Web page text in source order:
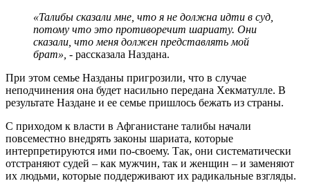
«Талибы сказали мне, что я не должна идти в суд,
потому что это противоречит шариату. Они
сказали, что меня должен представлять мой
брат», - рассказала Наздана.
При этом семье Назданы пригрозили, что в случае
неподчинения она будет насильно передана Хекматулле. В
результате Наздане и ее семье пришлось бежать из страны.
С приходом к власти в Афганистане талибы начали
повсеместно внедрять законы шариата, которые
интерпретируются ими по-своему. Так, они систематически
отстраняют судей – как мужчин, так и женщин – и заменяют
их людьми, которые поддерживают их радикальные взгляды.